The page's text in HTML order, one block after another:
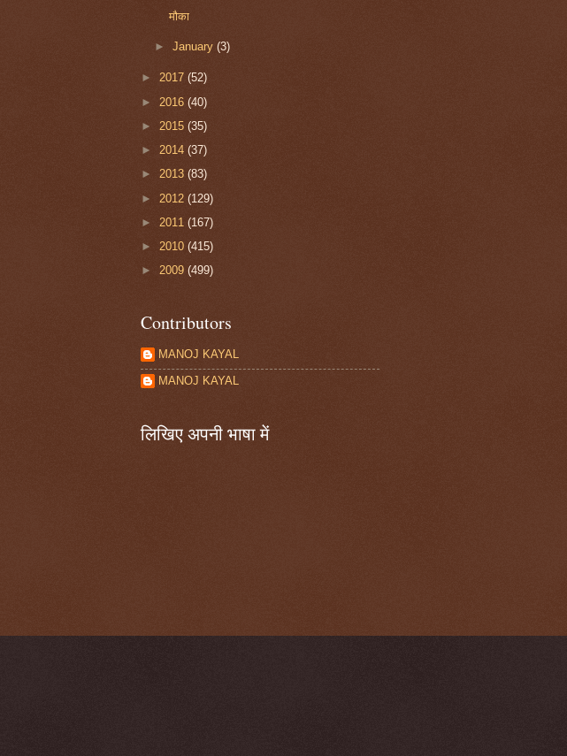
मौका
►January(3)
► 2017 (52)
► 2016 (40)
► 2015 (35)
► 2014 (37)
► 2013 (83)
► 2012 (129)
► 2011 (167)
► 2010 (415)
► 2009 (499)
Contributors
MANOJ KAYAL
MANOJ KAYAL
लिखिए अपनी भाषा में